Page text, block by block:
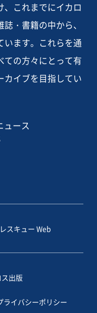
、これまでにイカロ
・書籍の中から、
います。これらを通
ての方々にとって有
カイブを目指してい
ュース
スキュー Web
出版
ライバシーポリシー